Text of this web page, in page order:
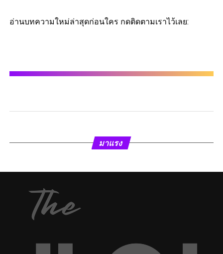
อ่านบทความใหม่ล่าสุดก่อนใคร กดติดตามเราไว้เลย:
มาแรง